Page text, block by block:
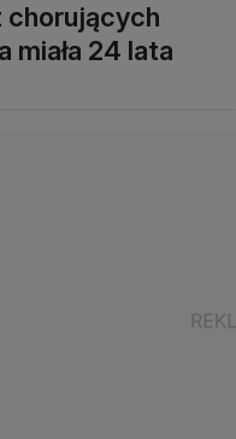
chorujących
miała 24 lata